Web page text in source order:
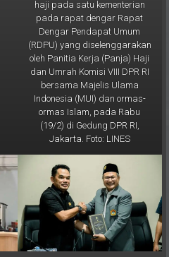
LDII saat mengusulkan urusan
haji pada satu kementerian
pada rapat dengar Rapat
Dengar Pendapat Umum
(RDPU) yang diselenggarakan
oleh Panitia Kerja (Panja) Haji
dan Umrah Komisi VIII DPR RI
bersama Majelis Ulama
Indonesia (MUI) dan ormas-
ormas Islam, pada Rabu
(19/2) di Gedung DPR RI,
Jakarta. Foto: LINES